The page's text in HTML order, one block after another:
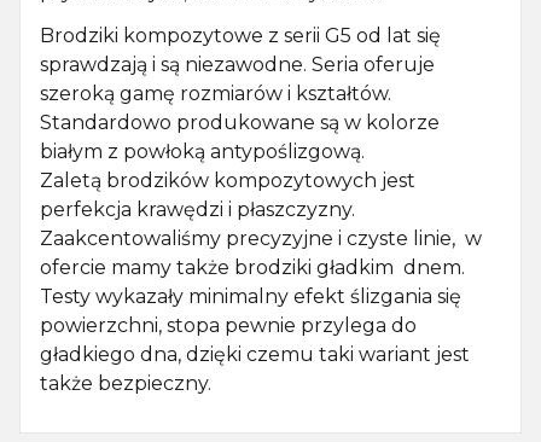
Brodziki kompozytowe z serii G5 od lat się
sprawdzają i są niezawodne. Seria oferuje
szeroką gamę rozmiarów i kształtów.
Standardowo produkowane są w kolorze
białym z powłoką antypoślizgową.
Zaletą brodzików kompozytowych jest
perfekcja krawędzi i płaszczyzny.
Zaakcentowaliśmy precyzyjne i czyste linie, w
ofercie mamy także brodziki gładkim dnem.
Testy wykazały minimalny efekt ślizgania się
powierzchni, stopa pewnie przylega do
gładkiego dna, dzięki czemu taki wariant jest
także bezpieczny.